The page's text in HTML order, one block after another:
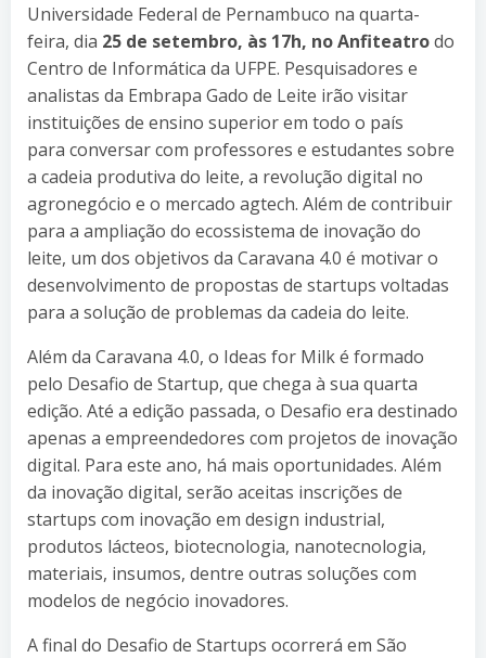
Universidade Federal de Pernambuco na quarta-
feira, dia 25 de setembro, às 17h, no Anfiteatrodo
Centro de Informática da UFPE. Pesquisadores e
analistas da Embrapa Gado de Leite irão visitar
instituições de ensino superior em todo o país
para conversar com professores e estudantes sobre
a cadeia produtiva do leite, a revolução digital no
agronegócio e o mercado agtech. Além de contribuir
para a ampliação do ecossistema de inovação do
leite, um dos objetivos da Caravana 4.0 é motivar o
desenvolvimento de propostas de startups voltadas
para a solução de problemas da cadeia do leite.
Além da Caravana 4.0, o Ideas for Milk é formado
pelo Desafio de Startup, que chega à sua quarta
edição. Até a edição passada, o Desafio era destinado
apenas a empreendedores com projetos de inovação
digital. Para este ano, há mais oportunidades. Além
da inovação digital, serão aceitas inscrições de
startups com inovação em design industrial,
produtos lácteos, biotecnologia, nanotecnologia,
materiais, insumos, dentre outras soluções com
modelos de negócio inovadores.
A final do Desafio de Startups ocorrerá em São